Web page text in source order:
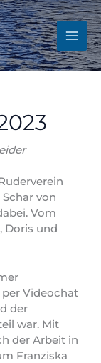
von
Vom
Doris und
Videochat
der
war. Mit
der Arbeit in
Franziska